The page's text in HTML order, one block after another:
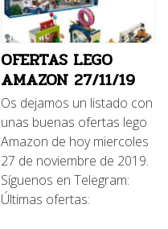
OFERTAS LEGO
AMAZON 27/11/19
Os dejamos un listado con
unas buenas ofertas lego
Amazon de hoy miercoles
27 de noviembre de 2019.
Síguenos en Telegram:
Últimas ofertas: